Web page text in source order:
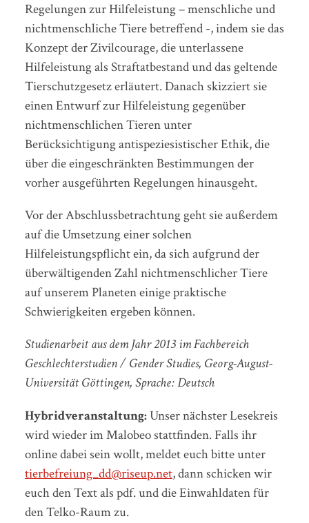
Regelungen zur Hilfeleistung – menschliche und
nichtmenschliche Tiere betreffend -, indem sie das
Konzept der Zivilcourage, die unterlassene
Hilfeleistung als Straftatbestand und das geltende
Tierschutzgesetz erläutert. Danach skizziert sie
einen Entwurf zur Hilfeleistung gegenüber
nichtmenschlichen Tieren unter
Berücksichtigung antispeziesistischer Ethik, die
über die eingeschränkten Bestimmungen der
vorher ausgeführten Regelungen hinausgeht.
Vor der Abschlussbetrachtung geht sie außerdem
auf die Umsetzung einer solchen
Hilfeleistungspflicht ein, da sich aufgrund der
überwältigenden Zahl nichtmenschlicher Tiere
auf unserem Planeten einige praktische
Schwierigkeiten ergeben können.
Studienarbeit aus dem Jahr 2013 im Fachbereich
Geschlechterstudien / Gender Studies, Georg-August-
Universität Göttingen, Sprache: Deutsch
Hybridveranstaltung:Unser nächster Lesekreis
wird wieder im Malobeo stattfinden. Falls ihr
online dabei sein wollt, meldet euch bitte unter
tierbefreiung_dd@riseup.net, dann schicken wir
euch den Text als pdf. und die Einwahldaten für
den Telko-Raum zu.